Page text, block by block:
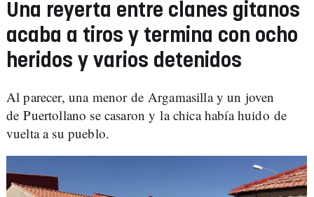
Una reyerta entre clanes gitanos
acaba a tiros y termina con ocho
heridos y varios detenidos
Al parecer, una menor de Argamasilla y un joven
de Puertollano se casaron y la chica había huido de
vuelta a su pueblo.